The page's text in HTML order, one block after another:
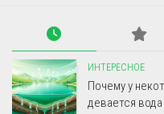
ИНТЕРЕСНОЕ
Почему у
девается вода